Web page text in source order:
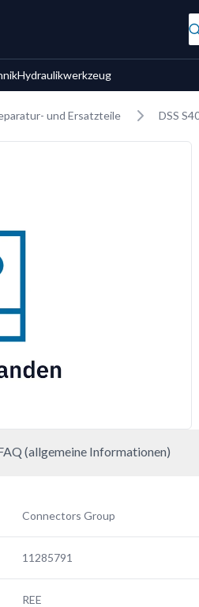
Hydraulikwerkzeug
und Ersatzteile DSS
(allgemeine Informationen)
Connectors Group
11285791
REE